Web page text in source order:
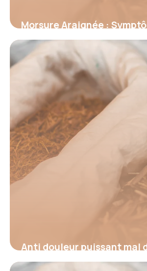
Morsure Araignée :
Premiers Secours
18 juin 2026
Anti douleur puissant mal
2026